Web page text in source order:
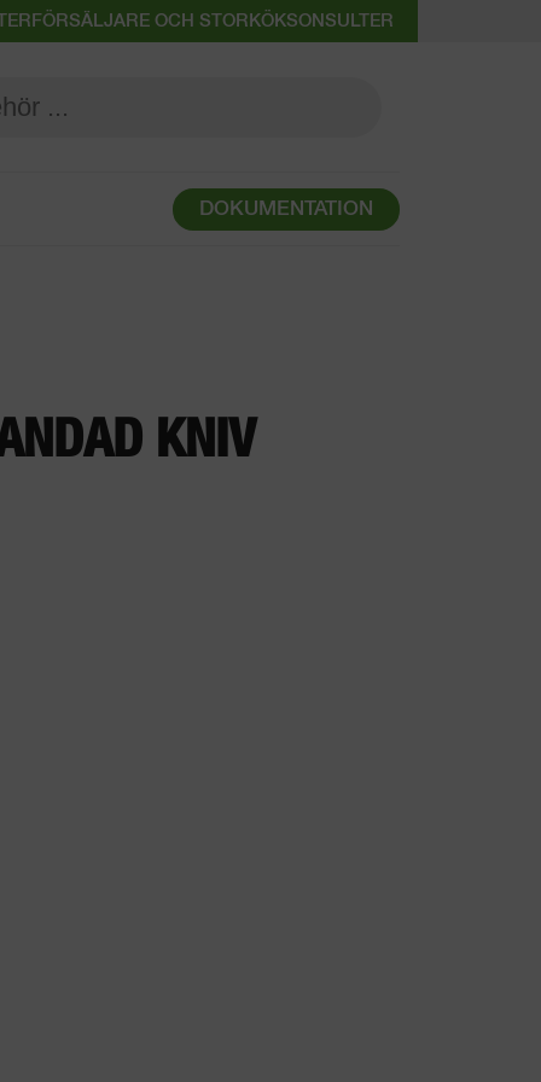
OCH STORKÖKSONSULTER
DOKUMENTATION
KNIV